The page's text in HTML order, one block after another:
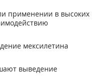
применении в высоких
мексилетина
выведение